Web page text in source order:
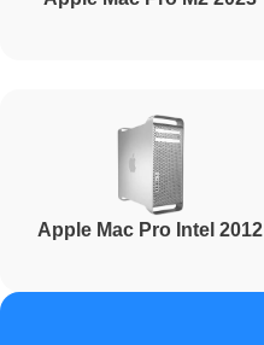
Apple Mac Pro Intel 2012